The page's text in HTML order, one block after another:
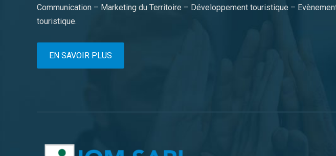
Communication – Marketing du Territoire – Développement touristique –
touristique.
EN SAVOIR PLUS